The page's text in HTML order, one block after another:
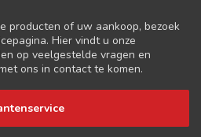
producten of uw aankoop, bezoek
Hier vindt u onze
op veelgestelde vragen en
ons in contact te komen.